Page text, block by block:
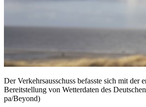
Der Verkehrsausschuss befasste sich mit der
Bereitstellung von Wetterdaten des
pa/Beyond)